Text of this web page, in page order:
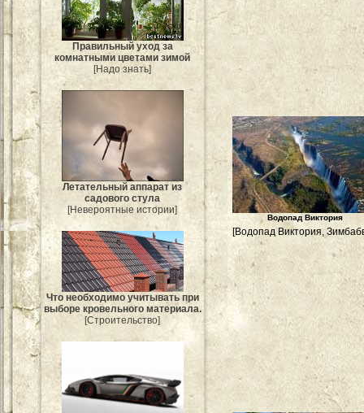
Правильный уход за
комнатными цветами зимой
[Надо знать]
Летательный аппарат из
садового стула
[Невероятные истории]
Что необходимо учитывать при
выборе кровельного материала.
[Строительство]
Водопад Виктория
[Водопад Виктория,